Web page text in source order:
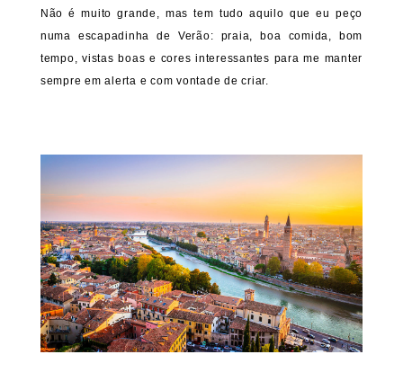
Não é muito grande, mas tem tudo aquilo que eu peço
numa escapadinha de Verão: praia, boa comida, bom
tempo, vistas boas e cores interessantes para me manter
sempre em alerta e com vontade de criar.